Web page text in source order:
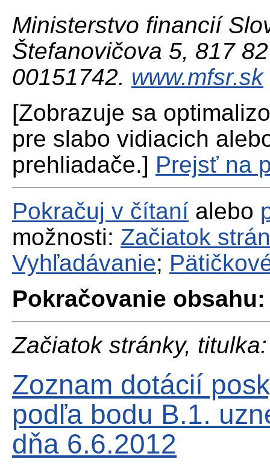
Ministerstvo financií
Štefanovičova 5, 817
00151742. www.mfsr.sk
[Zobrazuje sa
pre slabo vidiacich
prehliadače.] Prejsť na
Pokračuj v čítaní alebo
možnosti: Začiatok
Vyhľadávanie;
Pokračovanie obsahu:
Začiatok stránky, titulka:
Zoznam dotácií
podľa bodu B.1.
dňa 6.6.2012